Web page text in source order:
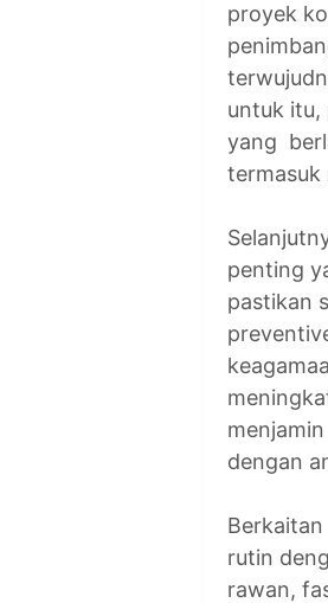
proyek
untuk itu,
yang
termasuk
penting
pastikan
dengan
rutin
rawan,